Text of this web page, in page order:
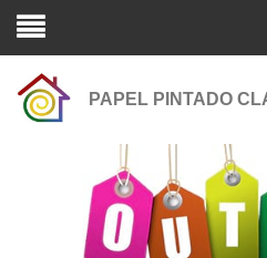
PAPEL PINTADO